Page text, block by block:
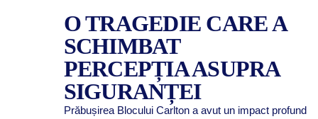
O TRAGEDIE CARE A
SCHIMBAT
PERCEPȚIA ASUPRA
SIGURANȚEI
Prăbușirea Blocului Carlton a avut un impact profund